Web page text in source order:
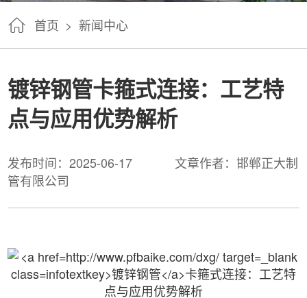
首页 > 新闻中心
镀锌钢管卡箍式连接：工艺特
点与应用优势解析
发布时间：2025-06-17
文章作者：邯郸正大制
管有限公司